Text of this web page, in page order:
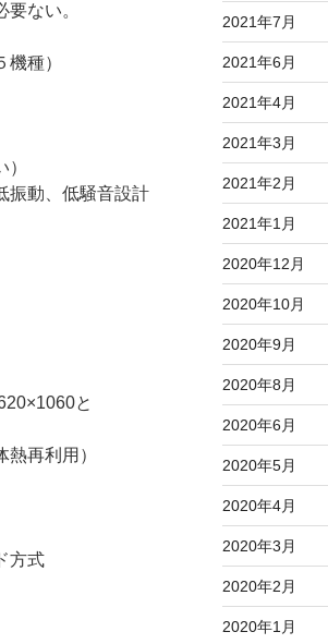
ない。
種）
振動、低騒音設計
と
再利用）
方式
2021年7月
2021年6月
2021年4月
2021年3月
2021年2月
2021年1月
2020年12月
2020年10月
2020年9月
2020年8月
2020年6月
2020年5月
2020年4月
2020年3月
2020年2月
2020年1月